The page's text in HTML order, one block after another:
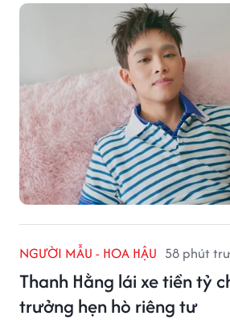
NGƯỜI MẪU - HOA HẬU 58 phút
Thanh Hằng lái xe tiền tỷ
trưởng hẹn hò riêng tư